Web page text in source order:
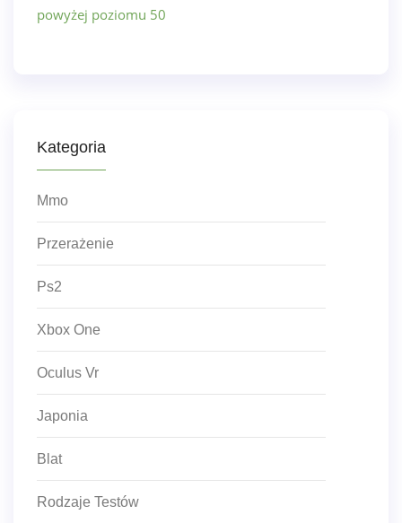
powyżej poziomu 50
Kategoria
Mmo
Przerażenie
Ps2
Xbox One
Oculus Vr
Japonia
Blat
Rodzaje Testów